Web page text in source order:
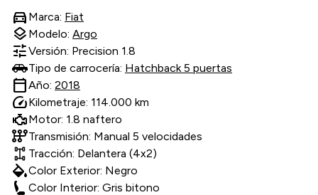
directions_car Marca: Fiat
layers Modelo: Argo
tuneVersión: Precision 1.8
Tipo de carrocería: Hatchback 5 puertas
calendar_todayAño: 2018
speedKilometraje: 114.000 km
Motor: 1.8 naftero
auto_transmissionTransmisión: Manual 5 velocidades
Tracción: Delantera (4x2)
colorsColor Exterior: Negro
Color Interior: Gris bitono